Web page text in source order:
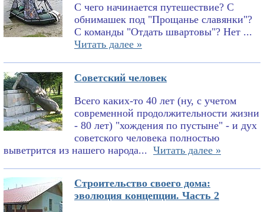
С чего начинается путешествие? С
обнимашек под "Прощанье славянки"?
С команды "Отдать швартовы"? Нет ...
Читать далее »
Советский человек
Всего каких-то 40 лет (ну, с учетом
современной продолжительности жизни
- 80 лет) "хождения по пустыне" - и дух
советского человека полностью
выветрится из нашего народа... Читать далее »
Строительство своего дома:
эволюция концепции. Часть 2